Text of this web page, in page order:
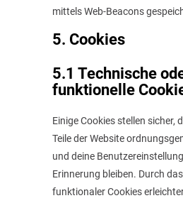
mittels Web-Beacons
5. Cookies
5.1 Technische
funktionelle
Einige Cookies stellen sicher,
Teile der Website
und deine
Erinnerung bleiben. Durch
funktionaler Cookies